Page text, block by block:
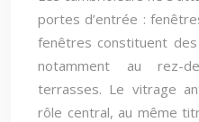
portes d’entrée :
fenêtres constituent des
notamment au rez-
terrasses. Le vitrage
rôle central, au même